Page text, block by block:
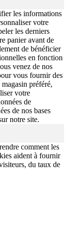
les informations
votre
les derniers
panier avant de
de bénéficier
en fonction
venez de nos
vous fournir des
préféré,
votre
de
de nos bases
notre site.
comment les
aident à fournir
du taux de